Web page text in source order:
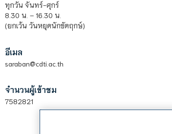
ทุกวัน จันทร์-ศุกร์
8.30 น. – 16.30 น.
(ยกเว้น วันหยุดนักขัตฤกษ์)
อีเมล
saraban@cdti.ac.th
จำนวนผู้เข้าชม
7582821